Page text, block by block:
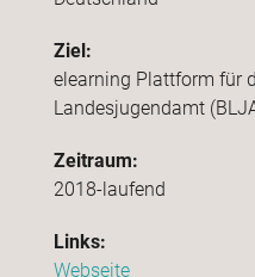
Ziel:
elearning Plattform für
Landesjugendamt
Zeitraum:
2018-laufend
Links:
Webseite